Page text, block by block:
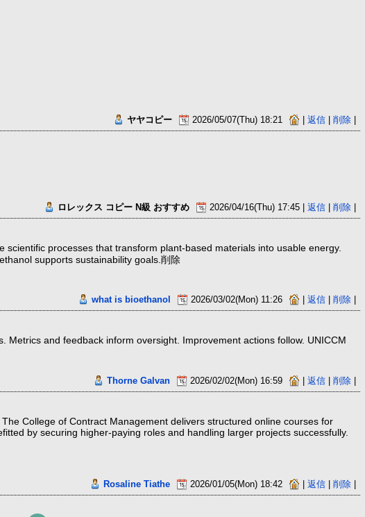
ヤヤコピー 2026/05/07(Thu) 18:21 返信| 削除|
ロレックス コピー N級 おすすめ 2026/04/16(Thu) 17:45 | 返信| 削除|
processes that transform plant-based materials into usable energy.
supports sustainability goals.削除
what is bioethanol 2026/03/02(Mon) 11:26 返信| 削除|
and feedback inform oversight. Improvement actions follow. UNICCM
Thorne Galvan 2026/02/02(Mon) 16:59 返信| 削除|
College of Contract Management delivers structured online courses for
by securing higher-paying roles and handling larger projects successfully.
Rosaline Tiathe 2026/01/05(Mon) 18:42 返信| 削除|